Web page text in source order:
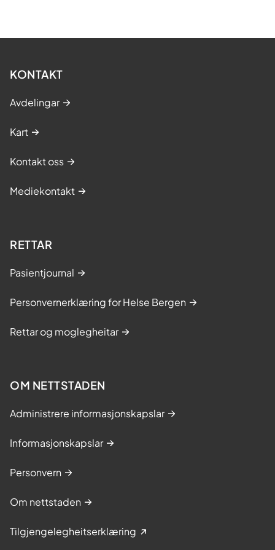
KONTAKT
Avdelingar
Kart
Kontakt oss
Mediekontakt
RETTAR
Pasientjournal
Personvernerklæring for Helse Bergen
Rettar og moglegheitar
OM NETTSTADEN
Administrere informasjonskapslar
Informasjonskapslar
Personvern
Om nettstaden
Tilgjengelegheitserklæring